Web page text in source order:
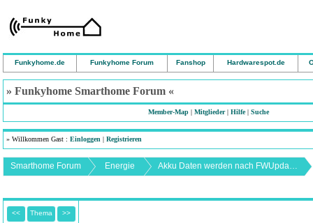
Funkyhome.de Funkyhome Forum Fanshop Hardwarespot.de
» Funkyhome Smarthome Forum «
Member-Map | Mitglieder| Hilfe| Suche
» Willkommen Gast : Einloggen | Registrieren
Smarthome Forum Energie Akku Daten werden nach FWUpdate auf 182 nicht gezeigt
<< Thema >>